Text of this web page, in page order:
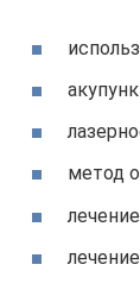
метод